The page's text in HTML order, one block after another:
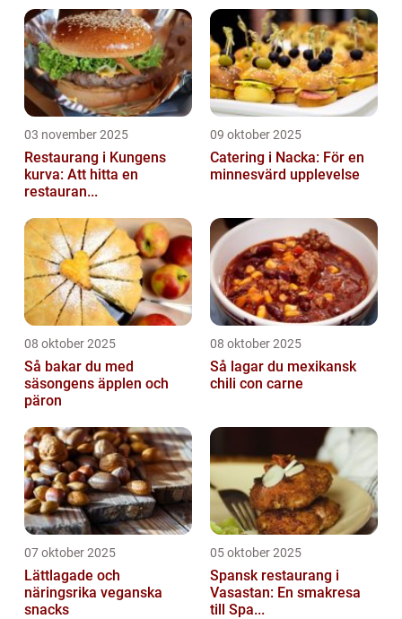
03 november 2025
Restaurang i Kungens
kurva: Att hitta en
restauran...
09 oktober 2025
Catering i Nacka: För en
minnesvärd upplevelse
08 oktober 2025
Så bakar du med
säsongens äpplen och
päron
08 oktober 2025
Så lagar du mexikansk
chili con carne
07 oktober 2025
Lättlagade och
näringsrika veganska
snacks
05 oktober 2025
Spansk restaurang i
Vasastan: En smakresa
till Spa...